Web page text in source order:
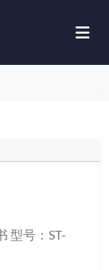
型号：ST-